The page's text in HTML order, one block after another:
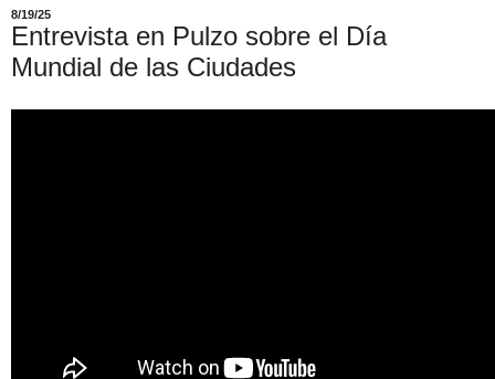
8/19/25
Entrevista en Pulzo sobre el Día
Mundial de las Ciudades